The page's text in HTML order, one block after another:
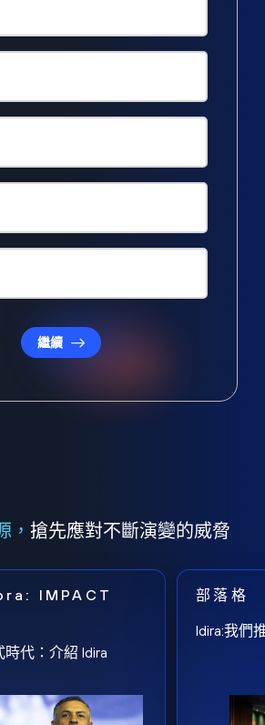
繼續
， 搶先應對不斷演變的威脅
IMPACT
代：介紹 Idira
部落格
Idira:我們